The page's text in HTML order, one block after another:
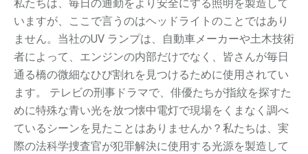
私たちは、毎日の通勤をより安全にする照明を製造して
いますが、ここで言うのはヘッドライトのことではあり
ません。当社のUV ランプは、自動車メーカーや土木技術
者によって、エンジンの内部だけでなく、皆さんが毎日
通る橋の微細なひび割れを見つけるために使用されてい
ます。 テレビの刑事ドラマで、俳優たちが指紋を探すた
めに特殊な青い光を放つ懐中電灯で現場をくまなく調べ
ているシーンを見たことはありませんか？私たちは、実
際の法科学捜査官が犯罪解決に使用する光源を製造して